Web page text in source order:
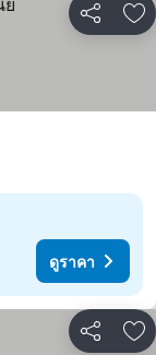
แชร์ เ
ดูราคา
แชร์ เ